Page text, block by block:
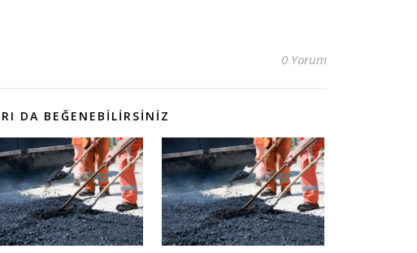
0 Yorum
DA BEĞENEBILIRSINIZ